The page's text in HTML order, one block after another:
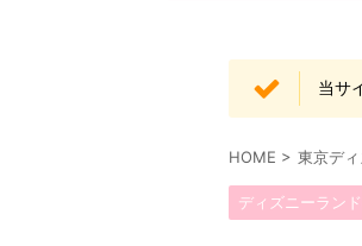
当サ
HOME > 東京デ
ディズニーラン